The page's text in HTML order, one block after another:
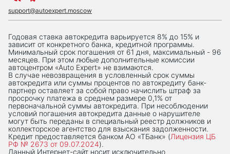
support@autoexpert.moscow
Годовая ставка автокредита варьируется 8% до 15% и
зависит от конкретного банка, кредитной программы.
Минимальный срок погашения от 61 дня, максимальный - 96
месяцев. При этом любые дополнительные комиссии
автоцентром «Auto Expert» не взимаются.
В случае невозвращения в условленный срок суммы
автокредита или суммы процентов по автокредиту банк-
партнер оставляет за собой право начислить штраф за
просрочку платежа в среднем размере 0,1% от
первоначальной суммы автокредита. При несоблюдении
условий погашения автокредита данные о нарушителе
могут быть переданы в специальный реестр должников и
коллекторское агентство для взыскания задолженности.
Кредит предоставляется банком АО «ТБанк» (Лицензия ЦБ
РФ № 2673 от 09.07.2024).
Данный Интернет-сaйт носит исключительно